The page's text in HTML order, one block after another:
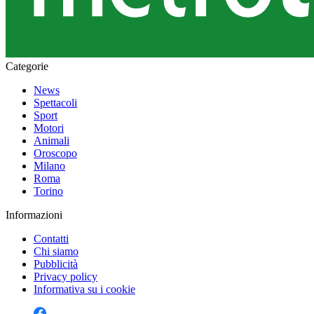
Categorie
News
Spettacoli
Sport
Motori
Animali
Oroscopo
Milano
Roma
Torino
Informazioni
Contatti
Chi siamo
Pubblicità
Privacy policy
Informativa su i cookie